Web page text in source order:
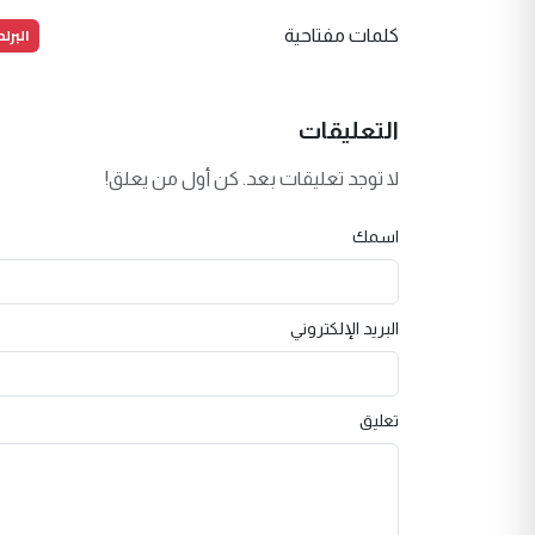
كلمات مفتاحية
التعليقات
لا توجد تعليقات بعد. كن أول من يعلق!
اسمك
البريد الإلكتروني
تعليق